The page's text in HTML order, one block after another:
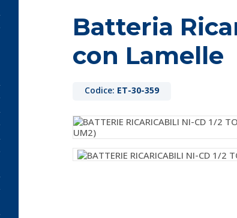
Batteria
con Lamelle
Codice: ET-30-359